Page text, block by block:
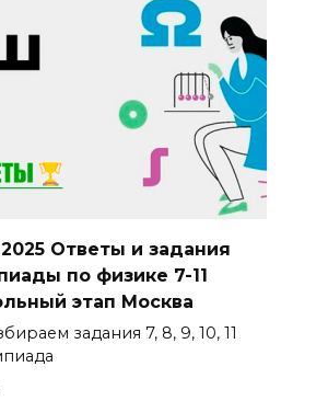
Ответы и задания
по физике 7-11
этап Москва
задания 7, 8, 9, 10, 11